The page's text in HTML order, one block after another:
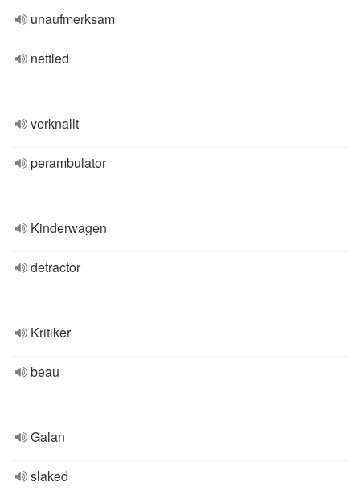
unaufmerksam
nettled
verknallt
perambulator
Kinderwagen
detractor
Kritiker
beau
Galan
slaked